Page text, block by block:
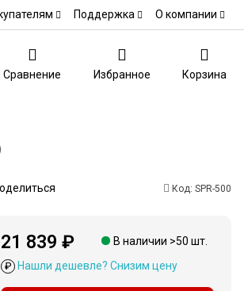
Поддержка О компании
Сравнение Избранное Корзина
Код: SPR-500
21 839 ₽ В наличии >50 шт.
₽ Нашли дешевле? Снизим цену